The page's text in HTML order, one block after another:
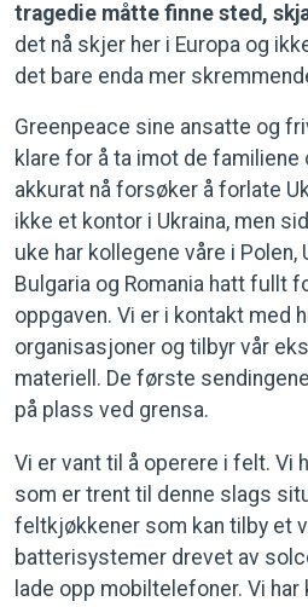
tragedie måtte finne sted,
det nå skjer her i Europa og
det bare enda mer
Greenpeace sine ansatte og
klare for å ta imot de
akkurat nå forsøker å forlate
ikke et kontor i Ukraina, men
uke har kollegene våre i Polen,
Bulgaria og Romania hatt fullt
oppgaven. Vi er i kontakt med
organisasjoner og tilbyr vår
materiell. De første
på plass ved grensa.
Vi er vant til å operere i felt. Vi
som er trent til denne slags
feltkjøkkener som kan tilby et
batterisystemer drevet av
lade opp mobiltelefoner. Vi har